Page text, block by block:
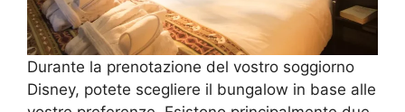
Durante la prenotazione del vostro soggiorno
Disney, potete scegliere il bungalow in base alle